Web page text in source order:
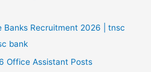
Banks Recruitment 2026 | tnsc
bank
Office Assistant Posts